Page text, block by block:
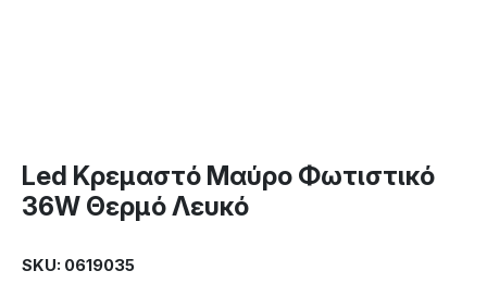
Led Κρεμαστό Μαύρο Φωτιστικό
36W Θερμό Λευκό
SKU: 0619035